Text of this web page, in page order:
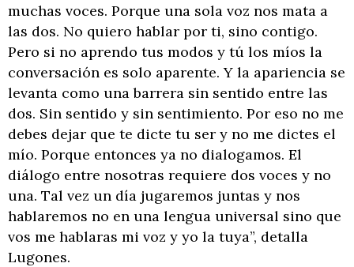
muchas voces. Porque una sola voz nos mata a
las dos. No quiero hablar por ti, sino contigo.
Pero si no aprendo tus modos y tú los míos la
conversación es solo aparente. Y la apariencia se
levanta como una barrera sin sentido entre las
dos. Sin sentido y sin sentimiento. Por eso no me
debes dejar que te dicte tu ser y no me dictes el
mío. Porque entonces ya no dialogamos. El
diálogo entre nosotras requiere dos voces y no
una. Tal vez un día jugaremos juntas y nos
hablaremos no en una lengua universal sino que
vos me hablaras mi voz y yo la tuya”, detalla
Lugones.